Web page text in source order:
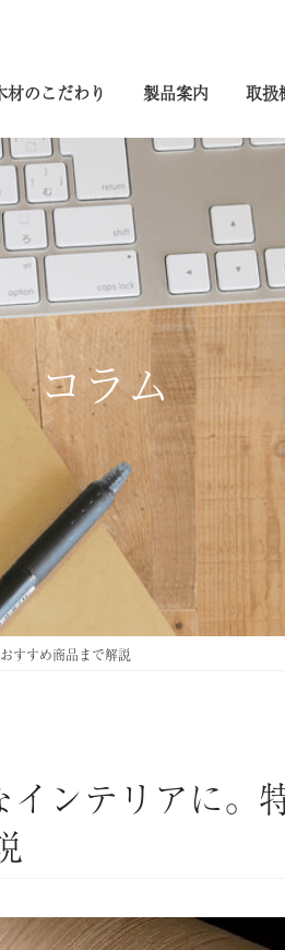
材のこだわり 製品案内 取扱
コラム
すすめ商品まで解説
インテリアに。